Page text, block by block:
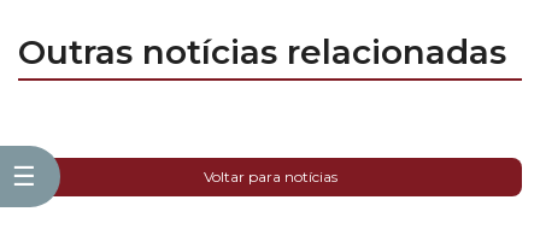
☰
Outras notícias relacionadas
Voltar para notícias